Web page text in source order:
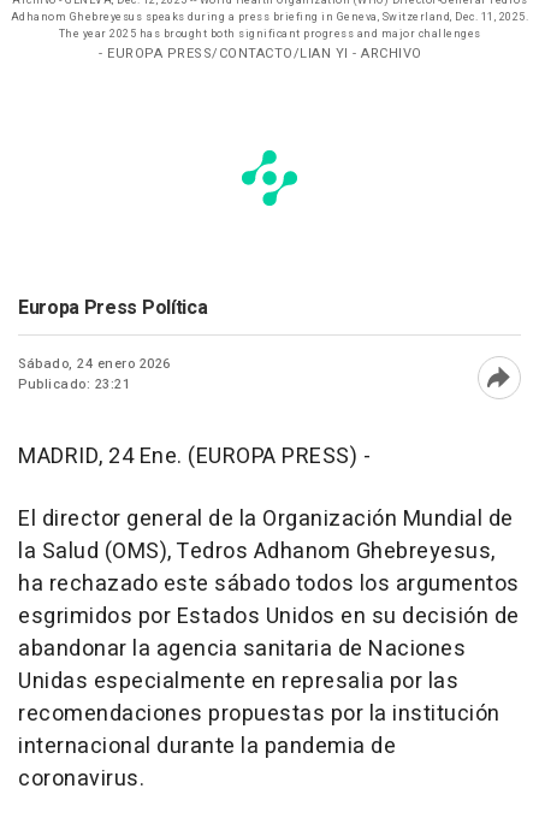
Adhanom Ghebreyesus speaks during a press briefing in Geneva, Switzerland, Dec. 11, 2025.
The year 2025 has brought both significant progress and major challenges
- EUROPA PRESS/CONTACTO/LIAN YI - ARCHIVO
Europa Press Política
Sábado, 24 enero 2026
Publicado: 23:21
MADRID, 24 Ene. (EUROPA PRESS) -
El director general de la Organización Mundial de
la Salud (OMS), Tedros Adhanom Ghebreyesus,
ha rechazado este sábado todos los argumentos
esgrimidos por Estados Unidos en su decisión de
abandonar la agencia sanitaria de Naciones
Unidas especialmente en represalia por las
recomendaciones propuestas por la institución
internacional durante la pandemia de
coronavirus.